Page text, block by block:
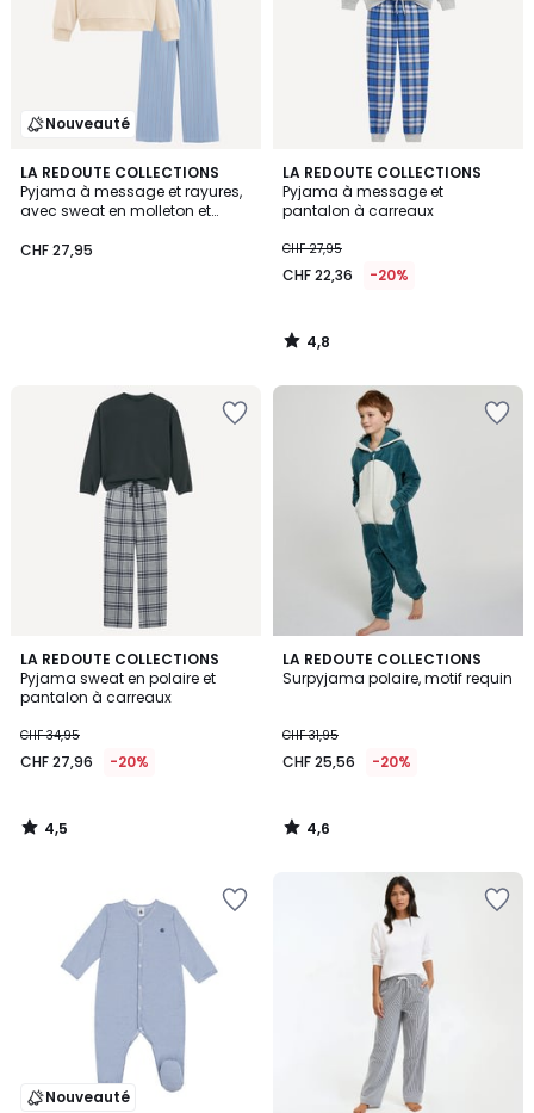
Nouveauté
LA REDOUTE COLLECTIONS
Pyjama à message et rayures,
avec sweat en molleton et
CHF 27,95
LA REDOUTE COLLECTIONS
Pyjama à message et
pantalon à carreaux
CHF 27,95
CHF 22,36 -20%
4,8
/ 5
4,8
/
LA REDOUTE COLLECTIONS
Pyjama sweat en polaire et
pantalon à carreaux
CHF 34,95
CHF 27,96 -20%
4,5
/ 5
4,5
/
LA REDOUTE COLLECTIONS
Surpyjama polaire, motif requin
CHF 31,95
CHF 25,56 -20%
4,6
/ 5
4,6
/
Nouveauté